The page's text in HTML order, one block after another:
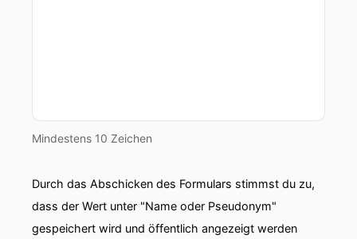
Mindestens 10 Zeichen
Durch das Abschicken des Formulars stimmst du zu,
dass der Wert unter "Name oder Pseudonym"
gespeichert wird und öffentlich angezeigt werden